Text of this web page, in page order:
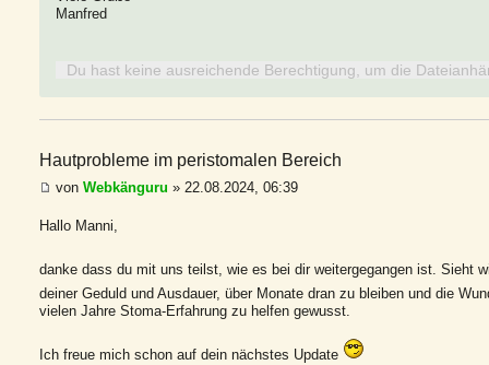
Manfred
Du hast keine ausreichende Berechtigung, um die
Hautprobleme im peristomalen Bereich
von Webkänguru » 22.08.2024, 06:39
Hallo Manni,
danke dass du mit uns teilst, wie es bei dir weitergegangen ist. Sieht
deiner Geduld und Ausdauer, über Monate dran zu bleiben und die
vielen Jahre Stoma-Erfahrung zu helfen gewusst.
Ich freue mich schon auf dein nächstes Update